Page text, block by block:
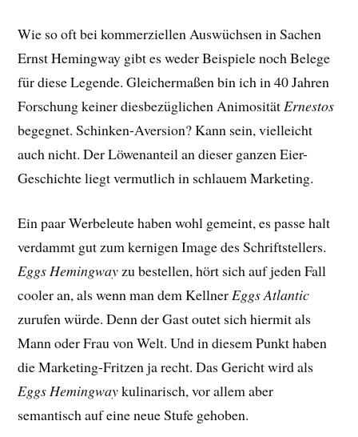
Wie so oft bei kommerziellen Auswüchsen in Sachen
Ernst Hemingway gibt es weder Beispiele noch Belege
für diese Legende. Gleichermaßen bin ich in 40 Jahren
Forschung keiner diesbezüglichen Animosität Ernestos
begegnet. Schinken-Aversion? Kann sein, vielleicht
auch nicht. Der Löwenanteil an dieser ganzen Eier-
Geschichte liegt vermutlich in schlauem Marketing.
Ein paar Werbeleute haben wohl gemeint, es passe halt
verdammt gut zum kernigen Image des Schriftstellers.
Eggs Hemingwayzu bestellen, hört sich auf jeden Fall
cooler an, als wenn man dem KellnerEggs Atlantic
zurufen würde. Denn der Gast outet sich hiermit als
Mann oder Frau von Welt. Und in diesem Punkt haben
die Marketing-Fritzen ja recht. Das Gericht wird als
Eggs Hemingwaykulinarisch, vor allem aber
semantisch auf eine neue Stufe gehoben.